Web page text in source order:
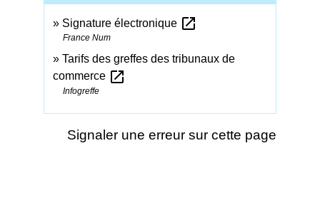
Signature électronique open_in_new
France Num
Tarifs des greffes des tribunaux de
commerce open_in_new
Infogreffe
Signaler une erreur sur cette page